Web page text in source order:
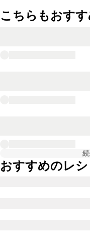
こちらもおす
おすすめのレ